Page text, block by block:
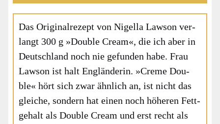
Das Ori­gi­nal­re­zept von Nigel­la Law­son ver­
langt 300 g »Dou­ble Cream«, die ich aber in
Deutsch­land noch nie gefun­den habe. Frau
Law­son ist halt Eng­län­de­rin. »Creme Dou­
ble« hört sich zwar ähn­lich an, ist nicht das
glei­che, son­dern hat einen noch höhe­ren Fett­
ge­halt als Dou­ble Cream und erst recht als